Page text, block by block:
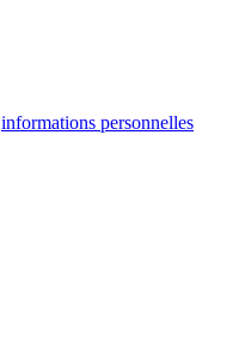
informations personnelles